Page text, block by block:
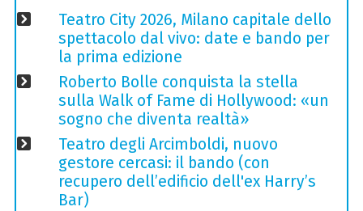
Teatro City 2026, Milano capitale dello
spettacolo dal vivo: date e bando per
la prima edizione
Roberto Bolle conquista la stella
sulla Walk of Fame di Hollywood: «un
sogno che diventa realtà»
Teatro degli Arcimboldi, nuovo
gestore cercasi: il bando (con
recupero dell’edificio dell'ex Harry’s
Bar)